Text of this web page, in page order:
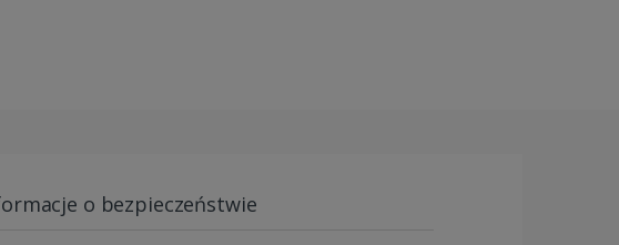
o bezpieczeństwie